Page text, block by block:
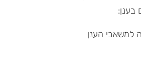
בענן:
למשאבי הענן